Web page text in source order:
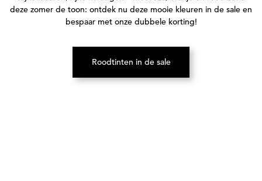
deze zomer de toon: ontdek nu deze mooie kleuren in de sale en
bespaar met onze dubbele korting!
Roodtinten in de sale
(Opent in een nieuw tabblad)